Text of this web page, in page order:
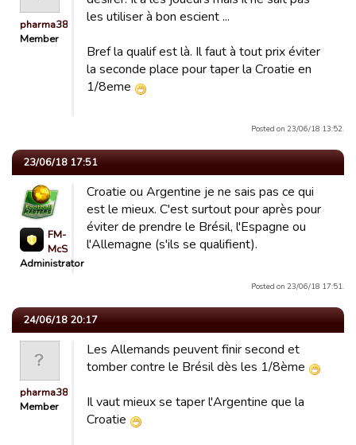
pharma38
Member
les utiliser à bon escient ...
Bref la qualif est là. Il faut à tout prix éviter
la seconde place pour taper la Croatie en
1/8eme
Posted on 23/06/18 13:52.
23/06/18 17:51
FM-
McSimdu72
Administrator
Croatie ou Argentine je ne sais pas ce qui
est le mieux. C'est surtout pour après pour
éviter de prendre le Brésil, l'Espagne ou
l'Allemagne (s'ils se qualifient).
Posted on 23/06/18 17:51.
24/06/18 20:17
pharma38
Member
Les Allemands peuvent finir second et
tomber contre le Brésil dès les 1/8ème
Il vaut mieux se taper l'Argentine que la
Croatie